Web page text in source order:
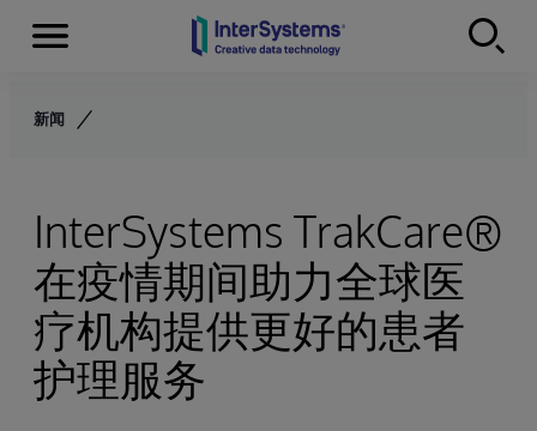
Skip to content
Menu
新闻
InterSystems TrakCare®
在疫情期间助力全球医
疗机构提供更好的患者
护理服务